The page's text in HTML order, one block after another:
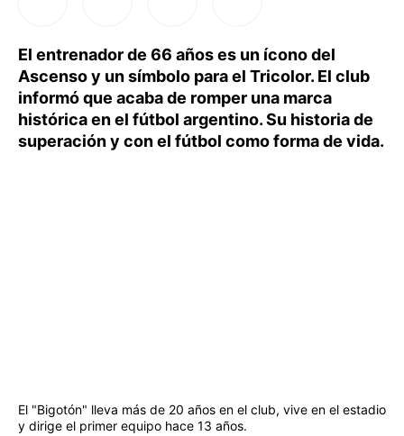
El entrenador de 66 años es un ícono del
Ascenso y un símbolo para el Tricolor. El club
informó que acaba de romper una marca
histórica en el fútbol argentino. Su historia de
superación y con el fútbol como forma de vida.
El "Bigotón" lleva más de 20 años en el club, vive en el estadio
y dirige el primer equipo hace 13 años.